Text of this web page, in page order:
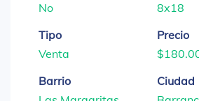
No
8x18
Tipo
Venta
Precio
Barrio
Ciudad